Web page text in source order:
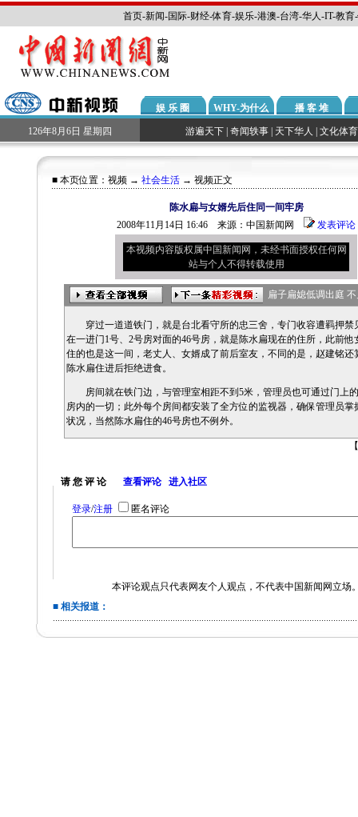
首页-新闻-国际-财经-体育-娱乐-港澳-台湾-华人-IT-教育-
娱 乐 圈 WHY-为什么 播 客 堆
126年8月6日 星期四 游遍天下| 奇闻轶事| 天下华人 文化体育
■ 本页位置： 视频 → 社会生活 → 视频正文
陈水扁与女婿先后住同一间牢房
2008年11月14日 16:46 来源：中国新闻网
发表评论
本视频内容版权属中国新闻网，未经书面授权任何网
站与个人不得转载使用
扁子扁媳低调出庭
穿过一道道铁门，就是台北看守所的忠三舍，专门收容遭羁押禁
在一进门1号、2号房对面的46号房，就是陈水扁现在的住所，此前他
住的也是这一间，老丈人、女婿成了前后室友，不同的是，赵建铭还
陈水扁住进后拒绝进食。
房间就在铁门边，与管理室相距不到5米，管理员也可通过门上
房内的一切；此外每个房间都安装了全方位的监视器，确保管理员掌
状况，当然陈水扁住的46号房也不例外。
由于陈水扁是禁见被告，放风时间也只能在戒护下，独自在房舍 【
请 您 评 论 查看评论 进入社区
登录/注册 匿名评论
本评论观点只代表网友个人观点，不代表中国新闻网立场
■ 相关报道：